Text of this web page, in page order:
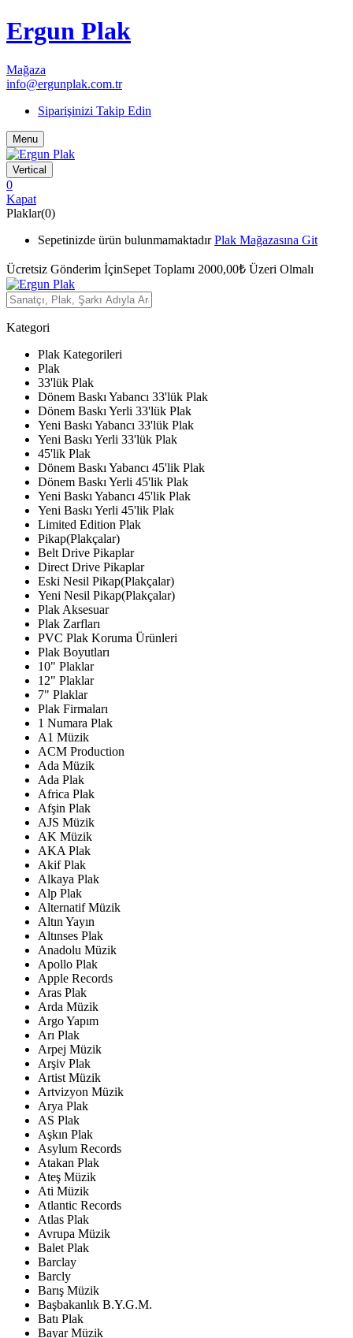
Ergun Plak
Mağaza
info@ergunplak.com.tr
Siparişinizi Takip Edin
Menu
Vertical
0
Kapat
Plaklar(0)
Sepetinizde ürün bulunmamaktadır Plak Mağazasına Git
Ücretsiz Gönderim İçinSepet Toplamı 2000,00₺ Üzeri Olmalı
Kategori
Plak Kategorileri
Plak
33'lük Plak
Dönem Baskı Yabancı 33'lük Plak
Dönem Baskı Yerli 33'lük Plak
Yeni Baskı Yabancı 33'lük Plak
Yeni Baskı Yerli 33'lük Plak
45'lik Plak
Dönem Baskı Yabancı 45'lik Plak
Dönem Baskı Yerli 45'lik Plak
Yeni Baskı Yabancı 45'lik Plak
Yeni Baskı Yerli 45'lik Plak
Limited Edition Plak
Pikap(Plakçalar)
Belt Drive Pikaplar
Direct Drive Pikaplar
Eski Nesil Pikap(Plakçalar)
Yeni Nesil Pikap(Plakçalar)
Plak Aksesuar
Plak Zarfları
PVC Plak Koruma Ürünleri
Plak Boyutları
10" Plaklar
12" Plaklar
7" Plaklar
Plak Firmaları
1 Numara Plak
A1 Müzik
ACM Production
Ada Müzik
Ada Plak
Africa Plak
Afşin Plak
AJS Müzik
AK Müzik
AKA Plak
Akif Plak
Alkaya Plak
Alp Plak
Alternatif Müzik
Altın Yayın
Altınses Plak
Anadolu Müzik
Apollo Plak
Apple Records
Aras Plak
Arda Müzik
Argo Yapım
Arı Plak
Arpej Müzik
Arşiv Plak
Artist Müzik
Artvizyon Müzik
Arya Plak
AS Plak
Aşkın Plak
Asylum Records
Atakan Plak
Ateş Müzik
Ati Müzik
Atlantic Records
Atlas Plak
Avrupa Müzik
Balet Plak
Barclay
Barcly
Barış Müzik
Başbakanlık B.Y.G.M.
Batı Plak
Bayar Müzik